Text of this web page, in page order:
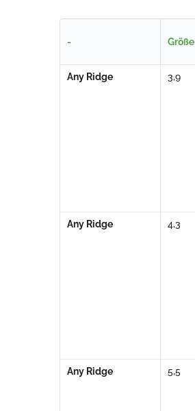
- Größe
Any Ridge 3,9
Any Ridge 4,3
Any Ridge 5,5